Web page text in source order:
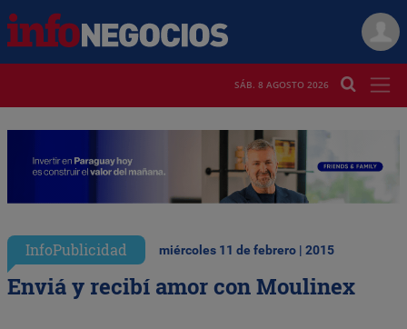
SÁB. 8 AGOSTO 2026
InfoPublicidad miércoles 11 de febrero | 2015
Enviá y recibí amor con Moulinex